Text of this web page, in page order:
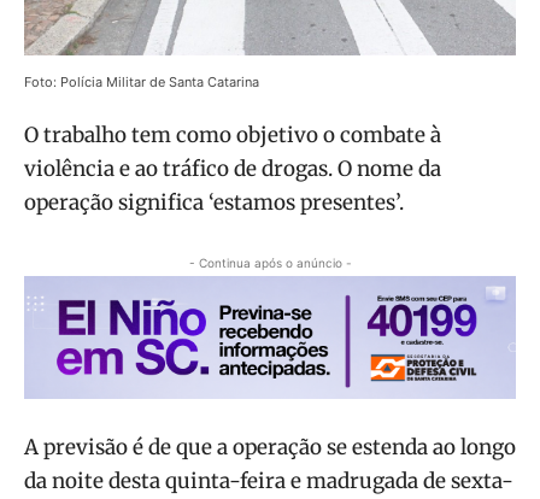
Foto: Polícia Militar de Santa Catarina
O trabalho tem como objetivo o combate à
violência e ao tráfico de drogas. O nome da
operação significa ‘estamos presentes’.
- Continua após o anúncio -
A previsão é de que a operação se estenda ao longo
da noite desta quinta-feira e madrugada de sexta-